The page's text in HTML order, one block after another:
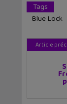
Tags
Blue Lock
Article